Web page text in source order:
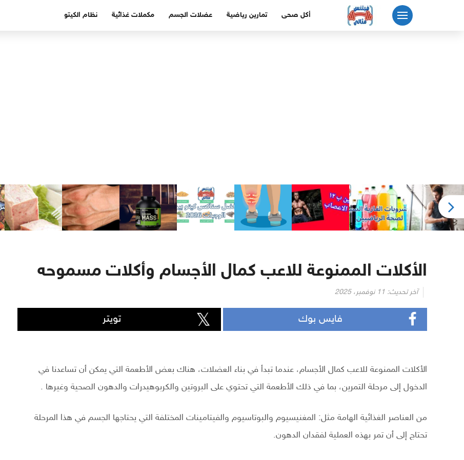
أكل صحى تمارين رياضية عضلات الجسم مكملات غذائية نظام الكيتو
الأكلات الممنوعة للاعب كمال الأجسام وأكلات مسموحه
آخر تحديث: 11 نوفمبر، 2025
فايس بوك تويتر
الأكلات الممنوعة للاعب كمال الأجسام، عندما تبدأ في بناء العضلات، هناك بعض الأطعمة التي يمكن أن تساعدنا في
الدخول إلى مرحلة التمرين، بما في ذلك الأطعمة التي تحتوي على البروتين والكربوهيدرات والدهون الصحية وغيرها .
من العناصر الغذائية الهامة مثل: المغنيسيوم والبوتاسيوم والفيتامينات المختلفة التي يحتاجها الجسم في هذا المرحلة
تحتاج إلى أن تمر بهذه العملية لفقدان الدهون.